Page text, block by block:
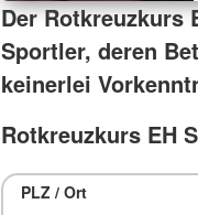
Der Rotkreuzkurs
Sportler, deren
keinerlei
Rotkreuzkurs EH
PLZ / Ort